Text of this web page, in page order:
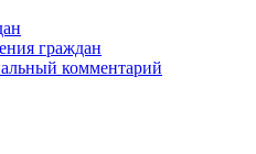
граждан
комментарий